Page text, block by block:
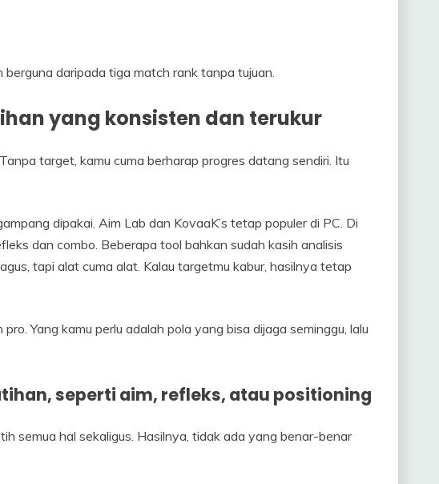
daripada tiga match rank tanpa tujuan.
yang konsisten dan terukur
target, kamu cuma berharap progres datang sendiri. Itu
dipakai. Aim Lab dan KovaaK’s tetap populer di PC. Di
dan combo. Beberapa tool bahkan sudah kasih analisis
tapi alat cuma alat. Kalau targetmu kabur, hasilnya tetap
Yang kamu perlu adalah pola yang bisa dijaga seminggu, lalu
seperti aim, refleks, atau positioning
semua hal sekaligus. Hasilnya, tidak ada yang benar-benar